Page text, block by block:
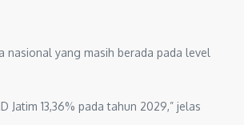
nasional yang masih berada pada level
13,36% pada tahun 2029,” jelas